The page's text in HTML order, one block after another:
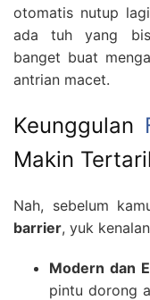
otomatis nutup
ada tuh yang
banget buat
antrian macet.
Keunggulan
Makin
Nah, sebelum
barrier, yuk
Modern dan
pintu dorong